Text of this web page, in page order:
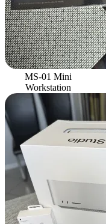
MS-01 Mini
Workstation